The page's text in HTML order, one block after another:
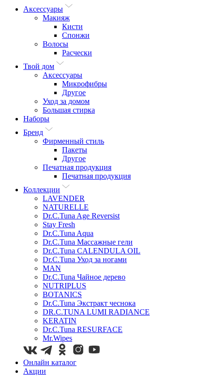
Аксессуары
Макияж
Кисти
Спонжи
Волосы
Расчески
Твой дом
Аксессуары
Микрофибры
Другое
Уход за домом
Большая стирка
Наборы
Бренд
Фирменный стиль
Пакеты
Другое
Печатная продукция
Печатная продукция
Коллекции
LAVENDER
NATURELLE
Dr.C.Tuna Age Reversist
Stay Fresh
Dr.C.Tuna Aqua
Dr.C.Tuna Массажные гели
Dr.C.Tuna CALENDULA OIL
Dr.C.Tuna Уход за ногами
MAN
Dr.C.Tuna Чайное дерево
NUTRIPLUS
BOTANICS
Dr.C.Tuna Экстракт чеснока
DR.C.TUNA LUMI RADIANCE
KERATIN
Dr.C.Tuna RESURFACE
Mr.Wipes
Онлайн каталог
Акции